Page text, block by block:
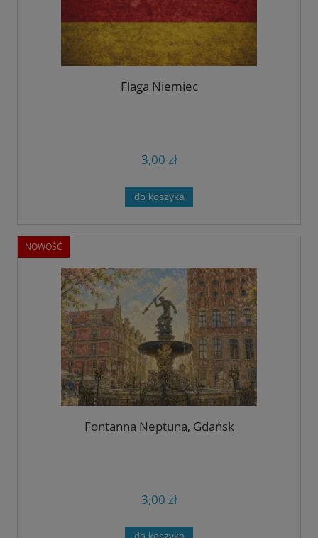
Flaga Niemiec
3,00 zł
do koszyka
Fontanna Neptuna, Gdańsk
3,00 zł
NOWOŚĆ